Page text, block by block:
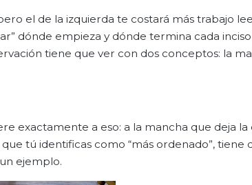
el de la izquierda te costará más trabajo
dónde empieza y dónde termina cada
tiene que ver con dos conceptos: la
exactamente a eso: a la mancha que deja la
tú identificas como “más ordenado”, tiene
ejemplo.